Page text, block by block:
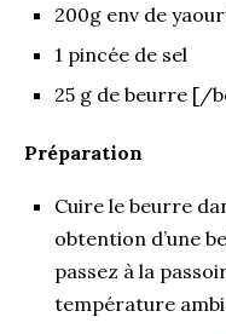
200g env de
1 pincée de sel
25 g de beurre [/
Préparation
Cuire le beurre
obtention d’une
passez à la
température